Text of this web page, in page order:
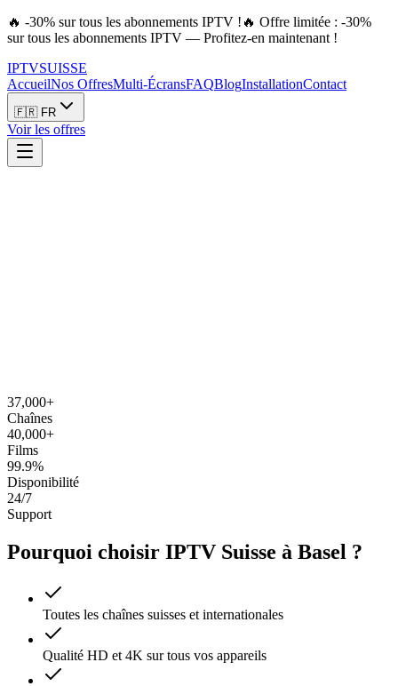
🔥 -30% sur tous les abonnements IPTV ! 🔥 Offre limitée : -30%
sur tous les abonnements IPTV — Profitez-en maintenant !
IPTVSUISSE
AccueilNos OffresMulti-ÉcransFAQBlogInstallationContact
🇫🇷 FR
Voir les offres
37,000+
Chaînes
40,000+
Films
99.9%
Disponibilité
24/7
Support
Pourquoi choisir IPTV Suisse à Basel ?
Toutes les chaînes suisses et internationales
Qualité HD et 4K sur tous vos appareils